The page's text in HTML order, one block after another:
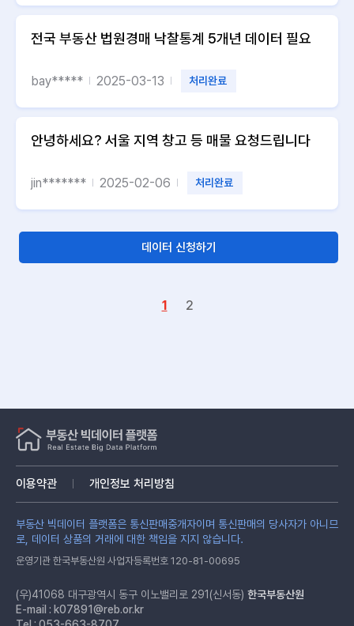
전국 부동산 법원경매 낙찰통계 5개년 데이터 필요
bay***** 2025-03-13 처리완료
안녕하세요? 서울 지역 창고 등 매물 요청드립니다
jin******* 2025-02-06 처리완료
데이터 신청하기
1 2
이용약관 개인정보 처리방침
부동산 빅데이터 플랫폼은 통신판매중개자이며 통신판매의 당사자가 아니므
로, 데이터 상품의 거래에 대한 책임을 지지 않습니다.
운영기관 한국부동산원 사업자등록번호 120-81-00695
(우)41068 대구광역시 동구 이노밸리로 291(신서동) 한국부동산원
E-mail : k07891@reb.or.kr